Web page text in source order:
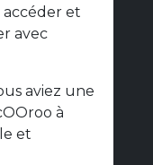
et
avec
aviez une
à
et